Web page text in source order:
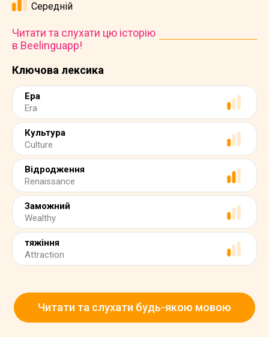
Ключова лексика
Ера
Era
Культура
Culture
Відродження
Renaissance
Заможний
Wealthy
тяжіння
Attraction
Середній
Читати та слухати цю історію
в Beelinguapp!
Читати та слухати будь-якою мовою